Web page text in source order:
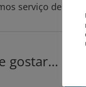
serviço de
gostar…